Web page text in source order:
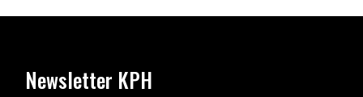
Newsletter KPH